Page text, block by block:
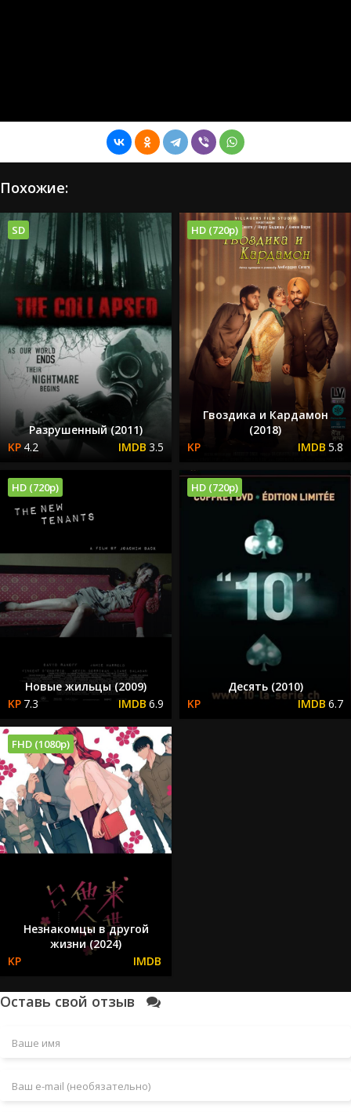
Похожие:
SD
Разрушенный (2011)
4.2
3.5
HD (720p)
Гвоздика и Кардамон
(2018)
5.8
HD (720p)
Новые жильцы (2009)
7.3
6.9
HD (720p)
Десять (2010)
6.7
FHD (1080p)
Незнакомцы в другой
жизни (2024)
Оставь свой отзыв